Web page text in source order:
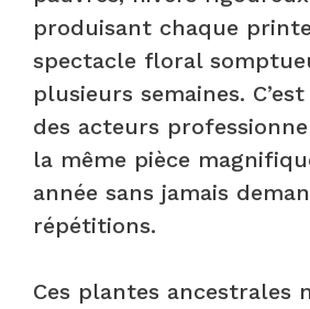
produisant chaque
spectacle floral
plusieurs semaines.
des acteurs
la même pièce
année sans jamais
répétitions.
Ces plantes ancestrales